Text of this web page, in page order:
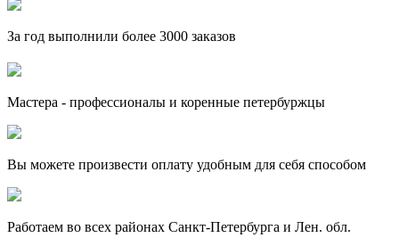
За год выполнили более 3000 заказов
Мастера - профессионалы и коренные петербуржцы
Вы можете произвести оплату удобным для себя способом
Работаем во всех районах Санкт-Петербурга и Лен. обл.